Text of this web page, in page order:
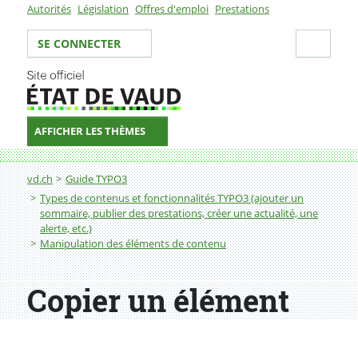
Sous-navigation
Autorités Législation Offres d'emploi Prestations
Votre identité
SE CONNECTER
AFFICHER LES THÈMES
Fil d'Ariane
vd.ch
Guide TYPO3
Types de contenus et fonctionnalités TYPO3 (ajouter un
sommaire, publier des prestations, créer une actualité, une
alerte, etc.)
Manipulation des éléments de contenu
Copier un élément
Copier un élément